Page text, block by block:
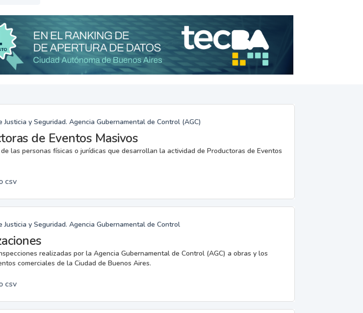
Justicia y Seguridad. Agencia Gubernamental de Control (AGC)
de Eventos Masivos
las personas físicas o jurídicas que desarrollan la actividad de Productoras de Eventos
csv
Justicia y Seguridad. Agencia Gubernamental de Control
realizadas por la Agencia Gubernamental de Control (AGC) a obras y los
comerciales de la Ciudad de Buenos Aires.
csv